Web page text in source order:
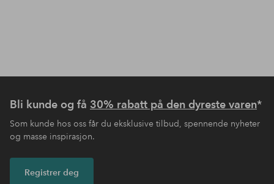
Bli kunde og få 30% rabatt på den dyreste varen*
Som kunde hos oss får du eksklusive tilbud, spennende nyheter
og masse inspirasjon.
Registrer deg